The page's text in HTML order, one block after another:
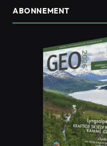
ABONNEMENT